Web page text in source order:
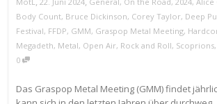
Body Count, Bruce Dickinson, Corey Taylor, Deep
Festival, FFDP, GMM, Graspop Metal Meeting,
Megadeth, Metal, Open Air, Rock and Roll, Scoprions,
0
Das Graspop Metal Meeting (GMM) findet